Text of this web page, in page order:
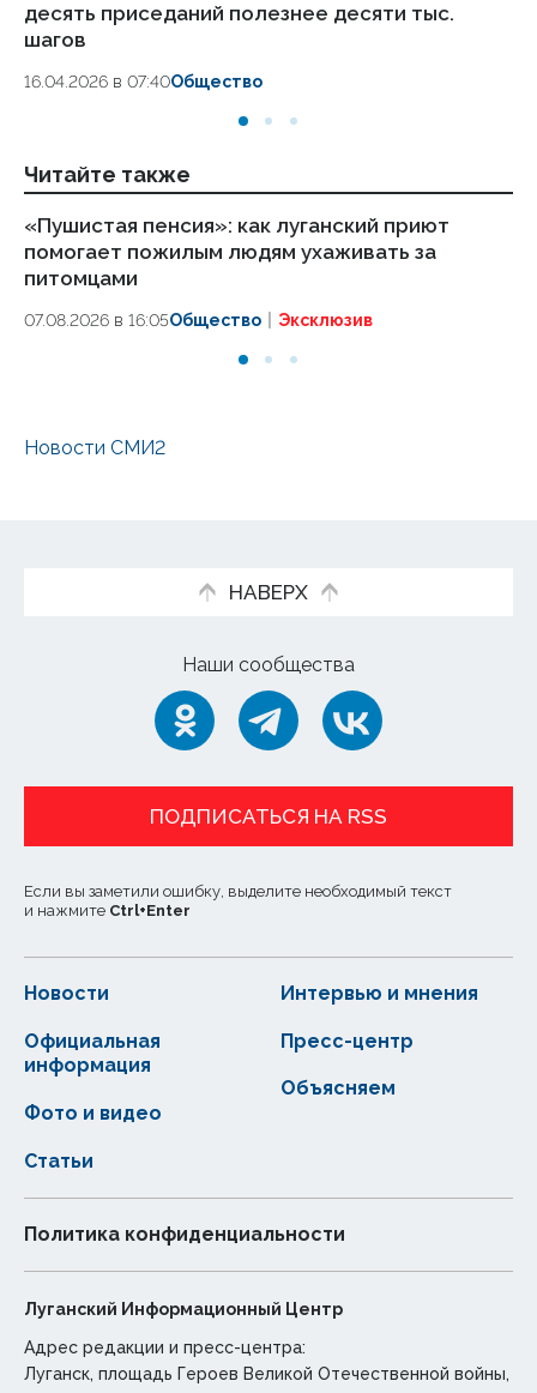
десять приседаний полезнее десяти тыс.
шагов
16.04.2026 в 07:40Общество
Читайте также
«Пушистая пенсия»: как луганский приют
помогает пожилым людям ухаживать за
питомцами
07.08.2026 в 16:05Общество Эксклюзив
Новости СМИ2
НАВЕРХ
Наши сообщества
ПОДПИСАТЬСЯ НА RSS
Если вы заметили ошибку, выделите необходимый текст
и нажмите Ctrl+Enter
Новости
Статьи
Официальная
информация
Интервью и мнения
Фото и видео
Пресс-центр
Объясняем
Политика конфиденциальности
Луганский Информационный Центр
Адрес редакции и пресс-центра:
Луганск, площадь Героев Великой Отечественной войны,